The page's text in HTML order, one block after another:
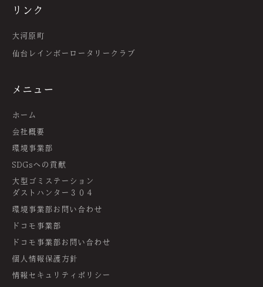
リンク
大河原町
仙台レインボーロータリークラブ
メニュー
ホーム
会社概要
環境事業部
SDGsへの貢献
大型ゴミステーション
ダストハンター３０４
環境事業部お問い合わせ
ドコモ事業部
ドコモ事業部お問い合わせ
個人情報保護方針
情報セキュリティポリシー